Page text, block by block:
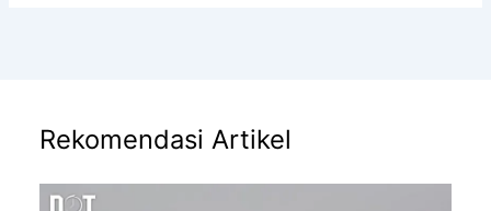
Rekomendasi Artikel